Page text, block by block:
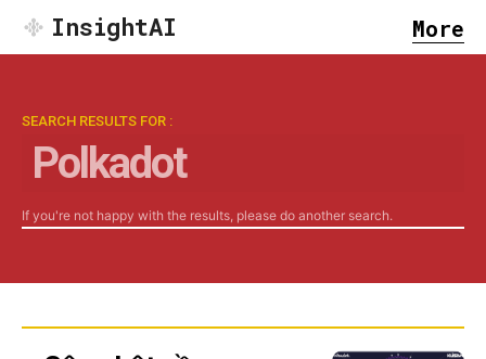
InsightAI More
SEARCH RESULTS FOR :
If you're not happy with the results, please do another search.